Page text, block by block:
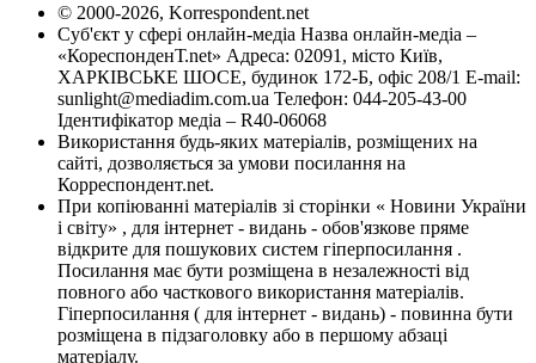
© 2000-2026, Korrespondent.net
Суб'єкт у сфері онлайн-медіа Назва онлайн-медіа –
«КореспонденТ.net» Адреса: 02091, місто Київ,
ХАРКІВСЬКЕ ШОСЕ, будинок 172-Б, офіс 208/1 E-mail:
sunlight@mediadim.com.ua Телефон: 044-205-43-00
Ідентифікатор медіа – R40-06068
Використання будь-яких матеріалів, розміщених на
сайті, дозволяється за умови посилання на
Корреспондент.net.
При копіюванні матеріалів зі сторінки « Новини України
і світу» , для інтернет - видань - обов'язкове пряме
відкрите для пошукових систем гіперпосилання .
Посилання має бути розміщена в незалежності від
повного або часткового використання матеріалів.
Гіперпосилання ( для інтернет - видань) - повинна бути
розміщена в підзаголовку або в першому абзаці
матеріалу.